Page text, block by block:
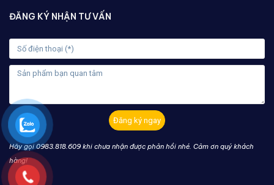
ĐĂNG KÝ NHẬN TƯ VẤN
Đăng ký ngay
Hãy gọi 0983.818.609 khi chưa nhận được phản hồi nhé. Cảm ơn quý khách
hàng!